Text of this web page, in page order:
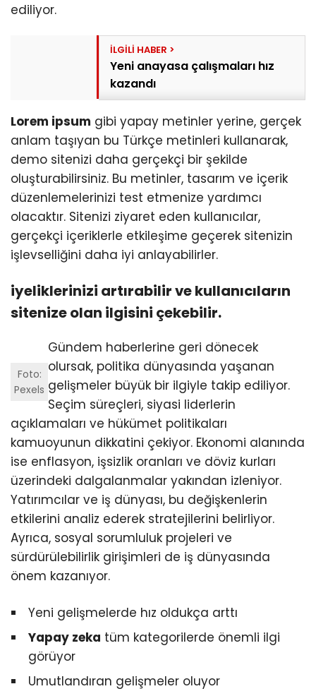
ediliyor.
Yeni anayasa çalışmaları hız
kazandı
Lorem ipsum gibi yapay metinler yerine, gerçek
anlam taşıyan bu Türkçe metinleri kullanarak,
demo sitenizi daha gerçekçi bir şekilde
oluşturabilirsiniz. Bu metinler, tasarım ve içerik
düzenlemelerinizi test etmenize yardımcı
olacaktır. Sitenizi ziyaret eden kullanıcılar,
gerçekçi içeriklerle etkileşime geçerek sitenizin
işlevselliğini daha iyi anlayabilirler.
iyeliklerinizi artırabilir ve kullanıcıların
sitenize olan ilgisini çekebilir.
Foto:
Pexels
Gündem haberlerine geri dönecek
olursak, politika dünyasında yaşanan
gelişmeler büyük bir ilgiyle takip ediliyor.
Seçim süreçleri, siyasi liderlerin
açıklamaları ve hükümet politikaları
kamuoyunun dikkatini çekiyor. Ekonomi alanında
ise enflasyon, işsizlik oranları ve döviz kurları
üzerindeki dalgalanmalar yakından izleniyor.
Yatırımcılar ve iş dünyası, bu değişkenlerin
etkilerini analiz ederek stratejilerini belirliyor.
Ayrıca, sosyal sorumluluk projeleri ve
sürdürülebilirlik girişimleri de iş dünyasında
önem kazanıyor.
Yeni gelişmelerde hız oldukça arttı
Yapay zeka tüm kategorilerde önemli ilgi
görüyor
Umutlandıran gelişmeler oluyor